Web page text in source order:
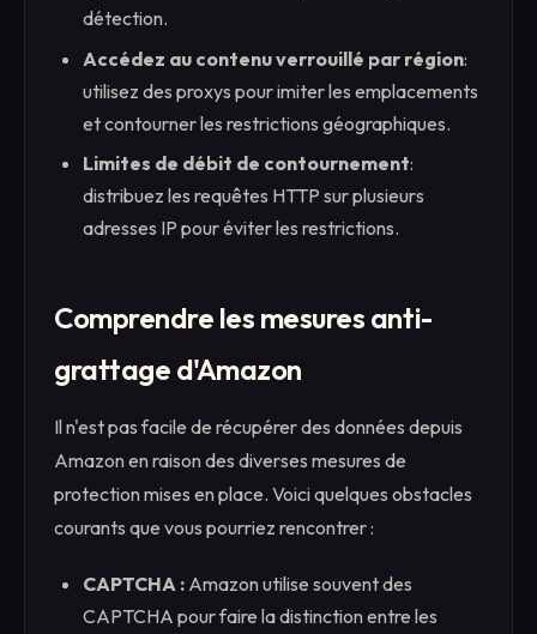
détection.
Accédez au contenu verrouillé par région:
utilisez des proxys pour imiter les emplacements
et contourner les restrictions géographiques.
Limites de débit de contournement:
distribuez les requêtes HTTP sur plusieurs
adresses IP pour éviter les restrictions.
Comprendre les mesures anti-
grattage d'Amazon
Il n'est pas facile de récupérer des données depuis
Amazon en raison des diverses mesures de
protection mises en place. Voici quelques obstacles
courants que vous pourriez rencontrer :
CAPTCHA : Amazon utilise souvent des
CAPTCHA pour faire la distinction entre les